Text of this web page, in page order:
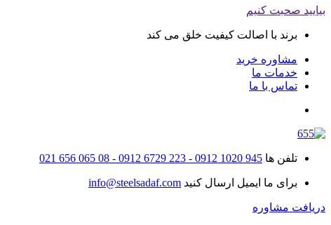
بیایید صحبت کنیم
برند با اصالت کیفیت خلق می کند
مشاوره خرید
خدمات ما
تماس با ما
تلفن ها 945 1020 0912 - 223 6729 0912 - 08 065 656 021
برای ما ایمیل ارسال کنید info@steelsadaf.com
دریافت مشاوره